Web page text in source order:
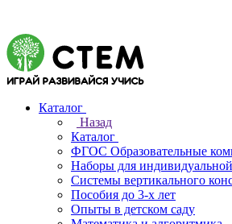
Каталог
Назад
Каталог
ФГОС Образовательные
Наборы для
Системы вертикального
Пособия до 3-х лет
Опыты в детском саду